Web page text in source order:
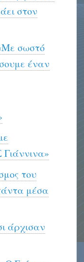
στον
σωστό
έναν
του
μέσα
άρχισαν